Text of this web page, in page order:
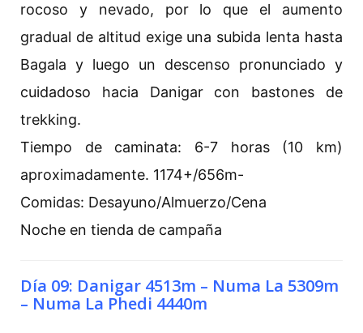
rocoso y nevado, por lo que el aumento
gradual de altitud exige una subida lenta hasta
Bagala y luego un descenso pronunciado y
cuidadoso hacia Danigar con bastones de
trekking.
Tiempo de caminata: 6-7 horas (10 km)
aproximadamente. 1174+/656m-
Comidas: Desayuno/Almuerzo/Cena
Noche en tienda de campaña
Día 09: Danigar 4513m – Numa La 5309m
– Numa La Phedi 4440m